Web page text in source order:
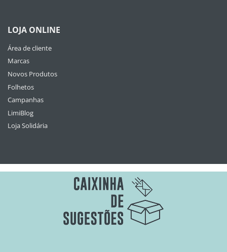
LOJA ONLINE
Área de cliente
Marcas
Novos Produtos
Folhetos
Campanhas
LimiBlog
Loja Solidária